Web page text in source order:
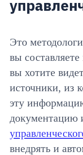
Это
вы
вы хотите
источники, из
эту
документацию
внедрять и